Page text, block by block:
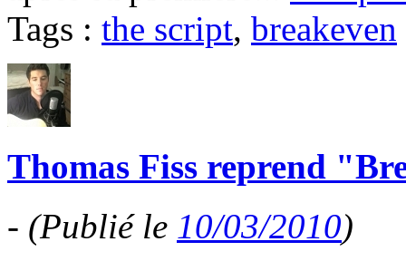
Tags : the script, breakeven
Thomas Fiss reprend
- (Publié le 10/03/2010)